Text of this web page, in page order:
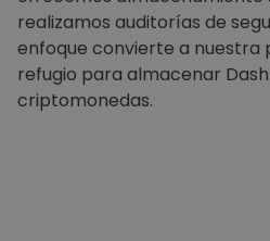
realizamos auditorías de
enfoque convierte a nuestra
refugio para almacenar
criptomonedas.